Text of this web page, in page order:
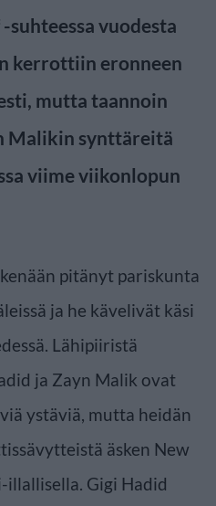
vuodesta
kerrottiin eronneen
mutta taannoin
Malikin synttäreitä
viime viikonlopun
pitänyt pariskunta
ja he kävelivät käsi
Lähipiiristä
ja Zayn Malik ovat
ystäviä, mutta heidän
äsken New
illallisella. Gigi Hadid